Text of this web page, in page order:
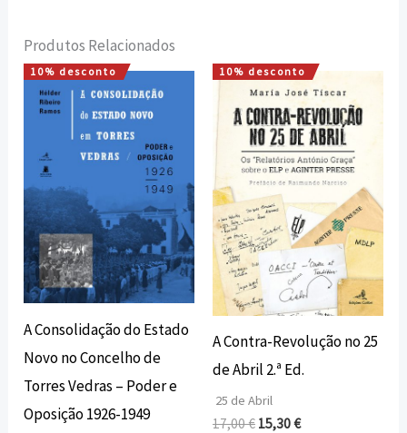
Produtos Relacionados
10% desconto
A Consolidação do Estado
Novo no Concelho de
Torres Vedras – Poder e
Oposição 1926-1949
O
preço
original
era:
O
preço
atual
é:
13,50 €.
10% desconto
A Contra-Revolução no 25
de Abril 2.ª Ed.
25 de Abril
17,00€
O
preço
original
era:
17,00 €.
15,30€
O
preço
atual
é:
15,30 €.